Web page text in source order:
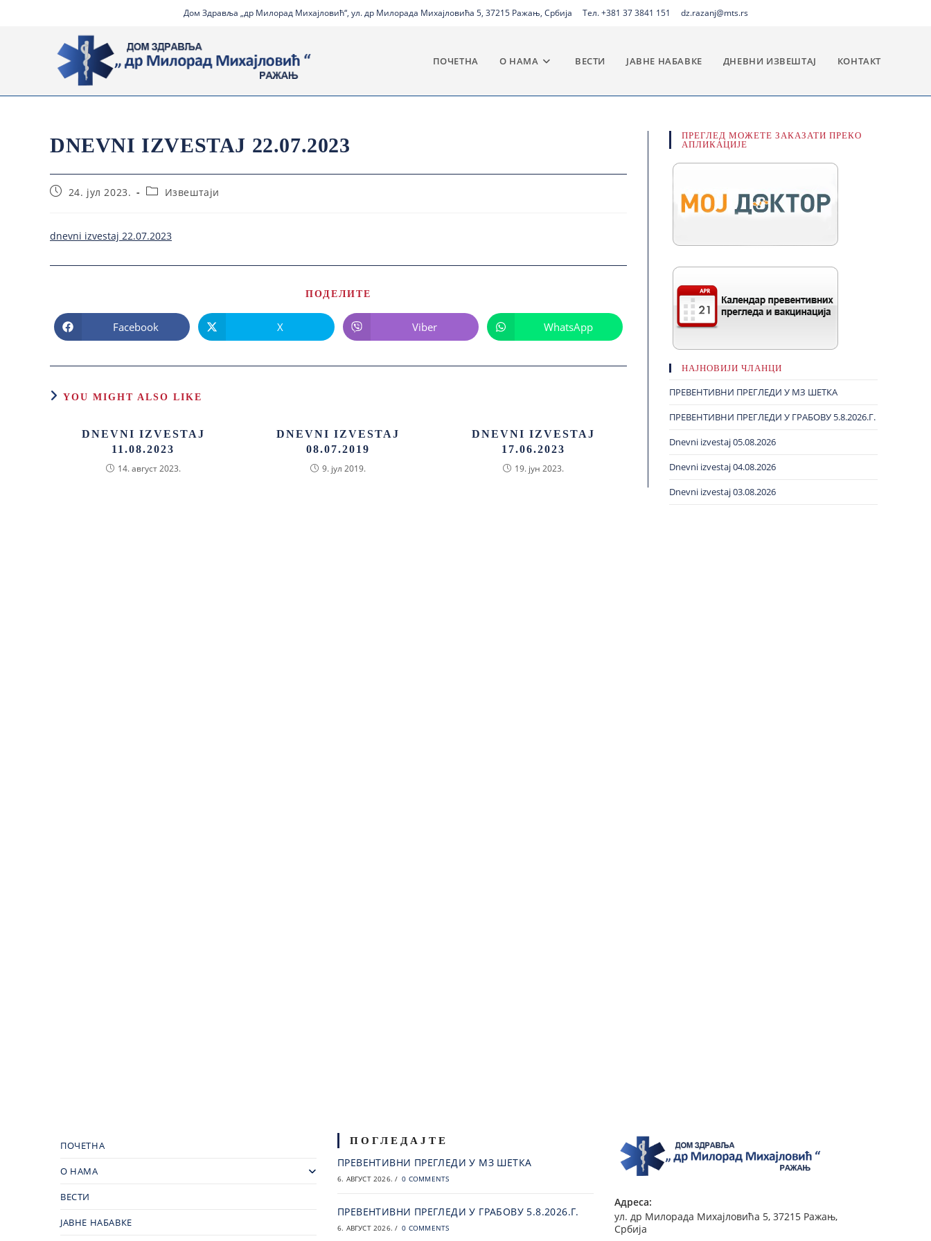
Дом Здравља „др Милорад Михајловић“, ул. др Милорада Михајловића 5, 37215 Ражањ, Србија Тел. +381 37 3841 151 dz.razanj@mts.rs
ПОЧЕТНА О НАМА ВЕСТИ ЈАВНЕ НАБАВКЕ ДНЕВНИ ИЗВЕШТАЈ КОНТАКТ
DNEVNI IZVESTAJ 22.07.2023
24. јул 2023. Извештаји
dnevni izvestaj 22.07.2023
ПОДЕЛИТЕ
Facebook X Viber WhatsApp
YOU MIGHT ALSO LIKE
DNEVNI IZVESTAJ
11.08.2023
14. август 2023.
DNEVNI IZVESTAJ
08.07.2019
9. јул 2019.
DNEVNI IZVESTAJ
17.06.2023
19. јун 2023.
ПРЕГЛЕД МОЖЕТЕ ЗАКАЗАТИ ПРЕКО
АПЛИКАЦИЈЕ
НАЈНОВИЈИ ЧЛАНЦИ
ПРЕВЕНТИВНИ ПРЕГЛЕДИ У МЗ ШЕТКА
ПРЕВЕНТИВНИ ПРЕГЛЕДИ У ГРАБОВУ 5.8.2026.Г.
Dnevni izvestaj 05.08.2026
Dnevni izvestaj 04.08.2026
Dnevni izvestaj 03.08.2026
ПОЧЕТНА
О НАМА
ВЕСТИ
ЈАВНЕ НАБАВКЕ
ПОГЛЕДАЈТЕ
ПРЕВЕНТИВНИ ПРЕГЛЕДИ У МЗ ШЕТКА
6. АВГУСТ 2026. / 0 COMMENTS
ПРЕВЕНТИВНИ ПРЕГЛЕДИ У ГРАБОВУ 5.8.2026.Г.
6. АВГУСТ 2026. / 0 COMMENTS
Адреса:
ул. др Милорада Михајловића 5, 37215 Ражањ,
Србија